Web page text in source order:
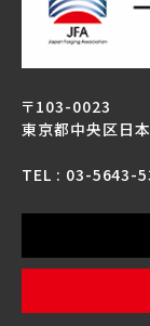
〒103-0023
東京都中央区日
TEL : 03-5643-